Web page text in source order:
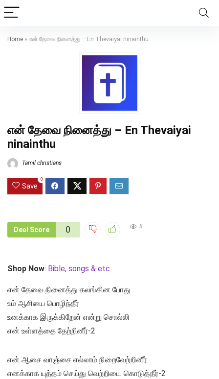
Home » என் தேவை நினைத்து – En Thevaiyai ninainthu
என் தேவை நினைத்து – En Thevaiyai
ninainthu
Tamil christians
Save
0
Deal Score 0 8
Shop Now: Bible, songs & etc
என் தேவை நினைத்து கலங்கின போது
உம் ஆசியை பொழிந்தீர்
உனக்காக இருக்கிறேன் என்று சொல்லி
என் உள்ளத்தை தேற்றினீர்-2
என் ஆசை வாஞ்சை எல்லாம் நிறைவேற்றினீர்
எனக்காக யுத்தம் செய்து வெற்றியை கொடுத்தீர்-2